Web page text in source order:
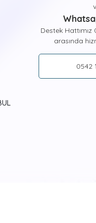
takip ederek güzel
alanlarınızda gururla
hobi setleri,
olan ve tüm dünyada
ile profesyonel bir
boyama kitine göre
Destek
arasında
0542